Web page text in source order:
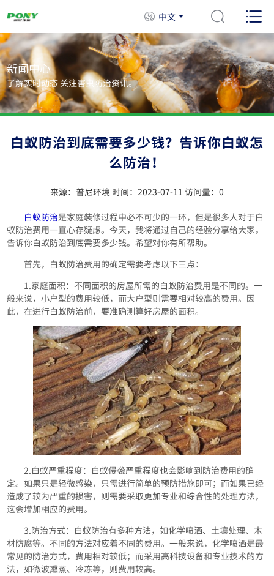
中文
新闻中心
了解实时动态 关注害虫防治资讯。
白蚁防治到底需要多少钱？告诉你白蚁怎
么防治！
来源：普尼环境 时间：2023-07-11 访问量： 0
白蚁防治是家庭装修过程中必不可少的一环，但是很多人对于白
蚁防治费用一直心存疑虑。今天，我将通过自己的经验分享给大家，
告诉你白蚁防治到底需要多少钱。希望对你有所帮助。
首先，白蚁防治费用的确定需要考虑以下三点：
1.家庭面积：不同面积的房屋所需的白蚁防治费用是不同的。一
般来说，小户型的费用较低，而大户型则需要相对较高的费用。因
此，在进行白蚁防治前，要准确测算好房屋的面积。
2.白蚁严重程度：白蚁侵袭严重程度也会影响到防治费用的确
定。如果只是轻微感染，只需进行简单的预防措施即可；而如果已经
造成了较为严重的损害，则需要采取更加专业和综合性的处理方法，
这会增加相应的费用。
3.防治方式：白蚁防治有多种方法，如化学喷洒、土壤处理、木
材防腐等。不同的方法对应着不同的费用。一般来说，化学喷洒是最
常见的防治方式，费用相对较低；而采用高科技设备和专业技术的方
法，如微波熏蒸、冷冻等，则费用较高。